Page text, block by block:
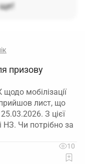
призову
мобілізації
лист, що
З цієї
НЗ. Чи потрібно за
10